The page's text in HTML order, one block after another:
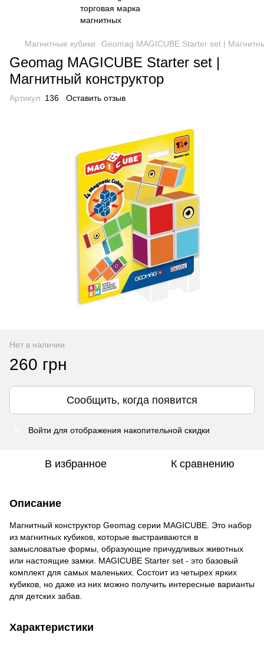
Магнитные кубики Geomag MAGICUBE Starter set |
Geomag MAGICUBE Starter set |
Магнитный конструктор
Артикул: 136 Оставить отзыв
Нет в наличии
260 грн
Сообщить, когда появится
Войти для отображения накопительной скидки
В избранное К сравнению
Описание
Магнитный конструктор Geomag серии MAGICUBE. Это набор
из магнитных кубиков, которые выстраиваются в
замысловатые формы, образующие причудливых животных
или настоящие замки. MAGICUBE Starter set - это базовый
комплект для самых маленьких. Состоит из четырех ярких
кубиков, но даже из них можно получить интересные варианты
для детских забав.
Характеристики